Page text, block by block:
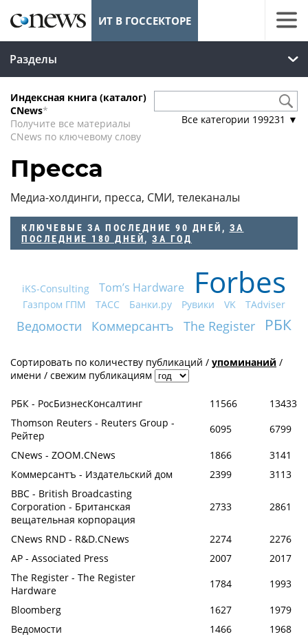
ИТ В ГОССЕКТОРЕ
Разделы
Индексная книга (каталог)
CNews*
Получите все материалы
CNews по ключевому слову
Все категории 199231 ▼
Пресса
Медиа-холдинги, пресса, СМИ, телеканалы
КЛЮЧЕВЫЕ ЗА ПОСЛЕДНИЕ 90 ДНЕЙ , ЗА
ПОСЛЕДНИЕ 180 ДНЕЙ, ЗА ГОД
iKS-Consulting Tom’s Hardware Forbes
Газпром ГПМ ТАСС Банки.ру Рувики VK TAdviser
Ведомости Коммерсантъ The Register РБК
Сортировать по количеству публикаций / упоминаний /
имени / свежим публикациям
РБК - РосБизнесКонсалтинг 11566
13433
Thomson Reuters - Reuters Group -
Рейтер
6095
6799
CNews - ZOOM.CNews
1866
3141
Коммерсантъ - Издательский дом
2399
3113
BBC - British Broadcasting
Corporation - Британская
вещательная корпорация
2733 2861
CNews RND - R&D.CNews 2274
2276
AP - Associated Press
2007
2017
The Register - The Register
Hardware
1784
1993
Bloomberg
1627
1979
Ведомости
1466
1968